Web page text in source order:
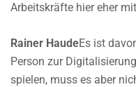
Arbeitskräfte hier eher
Rainer HaudeEs ist
Person zur
spielen, muss es aber